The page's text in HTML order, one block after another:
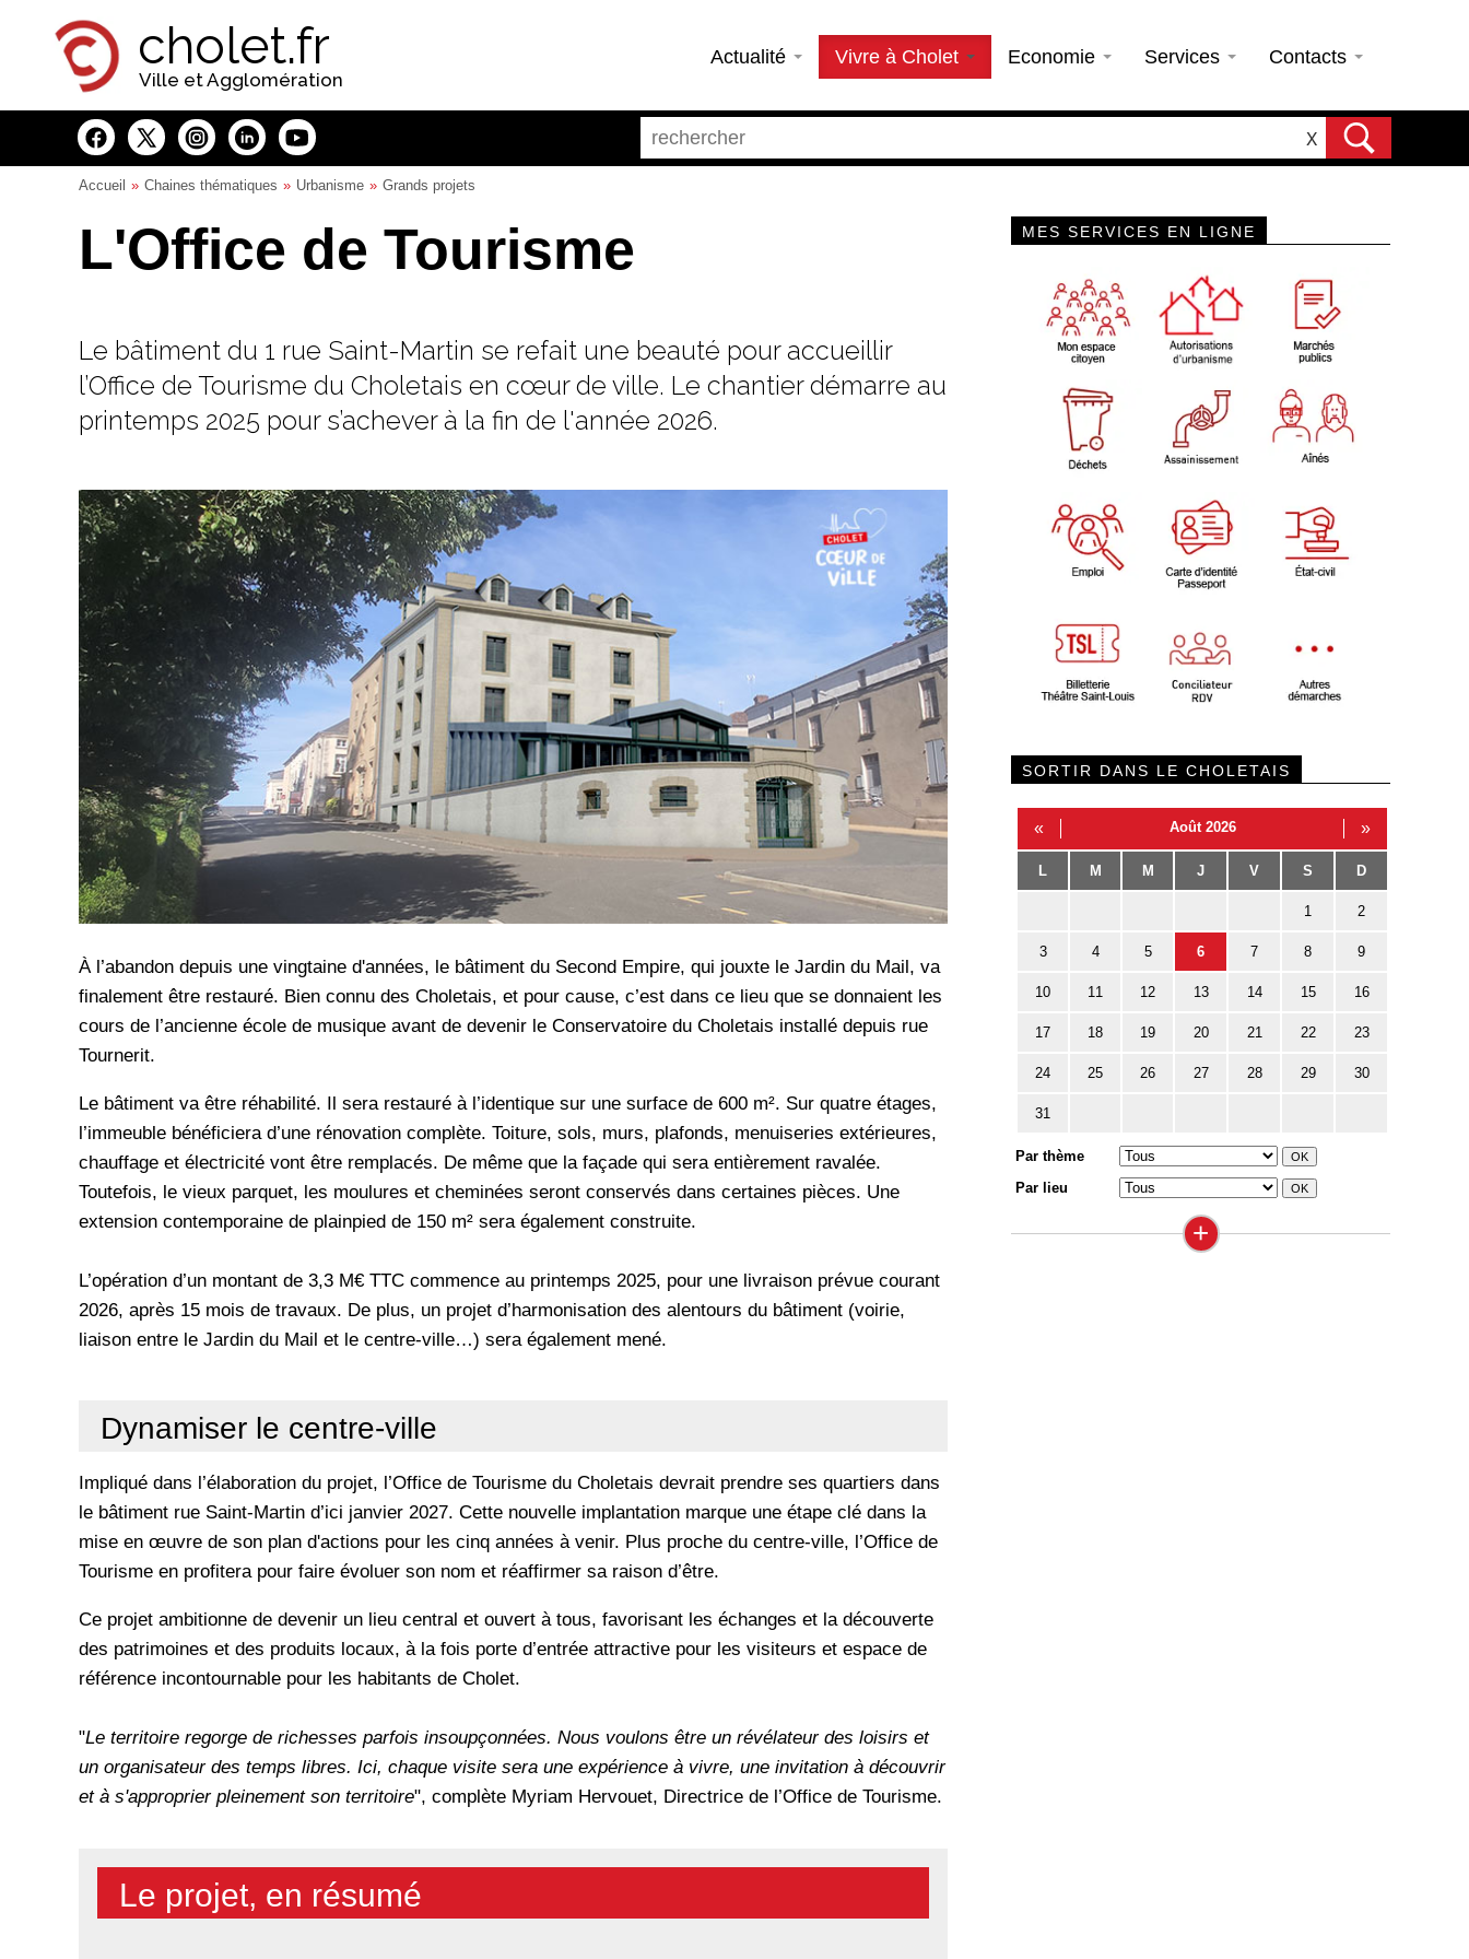
cholet.fr
Ville et Agglomération
Actualité Vivre à Cholet Economie Services Contacts
X
Accueil Chaines thématiques Urbanisme Grands projets
L'Office de Tourisme
Le bâtiment du 1 rue Saint-Martin se refait une beauté pour accueillir
l’Office de Tourisme du Choletais en cœur de ville. Le chantier démarre au
printemps 2025 pour s’achever à la fin de l'année 2026.
À l’abandon depuis une vingtaine d'années, le bâtiment du Second Empire, qui jouxte le Jardin du Mail, va
finalement être restauré. Bien connu des Choletais, et pour cause, c’est dans ce lieu que se donnaient les
cours de l’ancienne école de musique avant de devenir le Conservatoire du Choletais installé depuis rue
Tournerit.
Le bâtiment va être réhabilité. Il sera restauré à l’identique sur une surface de 600 m². Sur quatre étages,
l’immeuble bénéficiera d’une rénovation complète. Toiture, sols, murs, plafonds, menuiseries extérieures,
chauffage et électricité vont être remplacés. De même que la façade qui sera entièrement ravalée.
Toutefois, le vieux parquet, les moulures et cheminées seront conservés dans certaines pièces. Une
extension contemporaine de plainpied de 150 m² sera également construite.
L’opération d’un montant de 3,3 M€ TTC commence au printemps 2025, pour une livraison prévue courant
2026, après 15 mois de travaux. De plus, un projet d’harmonisation des alentours du bâtiment (voirie,
liaison entre le Jardin du Mail et le centre-ville…) sera également mené.
Dynamiser le centre-ville
Impliqué dans l’élaboration du projet, l’Office de Tourisme du Choletais devrait prendre ses quartiers dans
le bâtiment rue Saint-Martin d’ici janvier 2027. Cette nouvelle implantation marque une étape clé dans la
mise en œuvre de son plan d'actions pour les cinq années à venir. Plus proche du centre-ville, l’Office de
Tourisme en profitera pour faire évoluer son nom et réaffirmer sa raison d’être.
Ce projet ambitionne de devenir un lieu central et ouvert à tous, favorisant les échanges et la découverte
des patrimoines et des produits locaux, à la fois porte d’entrée attractive pour les visiteurs et espace de
référence incontournable pour les habitants de Cholet.
"Le territoire regorge de richesses parfois insoupçonnées. Nous voulons être un révélateur des loisirs et
un organisateur des temps libres. Ici, chaque visite sera une expérience à vivre, une invitation à découvrir
et à s'approprier pleinement son territoire", complète Myriam Hervouet, Directrice de l’Office de Tourisme.
Le projet, en résumé
MES SERVICES EN LIGNE
SORTIR DANS LE CHOLETAIS
« Août 2026 »
L M M J V S D
1 2
3 4 5 6 7 8 9
10 11 12 13 14 15 16
17 18 19 20 21 22 23
24 25 26 27 28 29 30
31
Par thème
Par lieu
+